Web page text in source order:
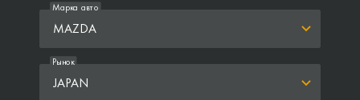
MAZDA
Марка авто
JAPAN
Рынок